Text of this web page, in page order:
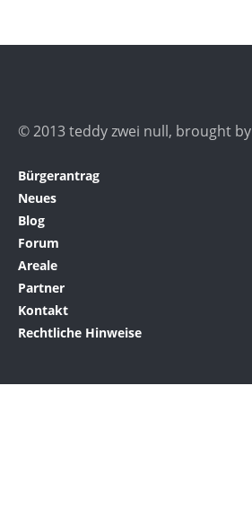
© 2013 teddy zwei null, brought by
Bürgerantrag
Neues
Blog
Forum
Areale
Partner
Kontakt
Rechtliche Hinweise